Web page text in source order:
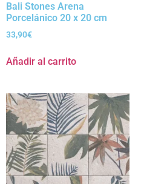
Bali Stones Arena
Porcelánico 20 x 20 cm
33,90€
Añadir al carrito